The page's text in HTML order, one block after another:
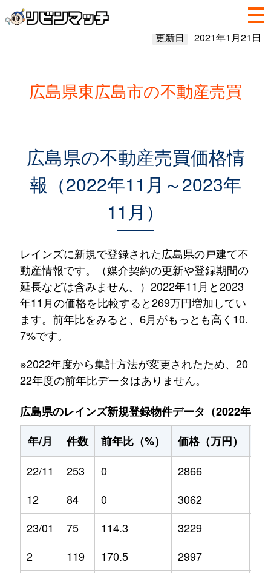
更新日 2021年1月21日
広島県東広島市の不動産売買
広島県の不動産売買価格情
報（2022年11月～2023年
11月）
レインズに新規で登録された広島県の戸建て不
動産情報です。（媒介契約の更新や登録期間の
延長などは含みません。）2022年11月と2023
年11月の価格を比較すると269万円増加してい
ます。前年比をみると、6月がもっとも高く10.
7%です。
※2022年度から集計方法が変更されたため、20
22年度の前年比データはありません。
広島県のレインズ新規登録物件データ（2022年11
年/月
件数 前年比（%） 価格（万円）
22/11
253 0 2866
12
84 0 3062
23/01
75 114.3 3229
2
119 170.5 2997